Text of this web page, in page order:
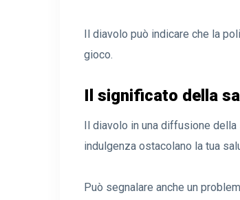
Il diavolo può indicare che la
gioco.
Il significato della
Il diavolo in una diffusione
indulgenza ostacolano la tua
Può segnalare anche un